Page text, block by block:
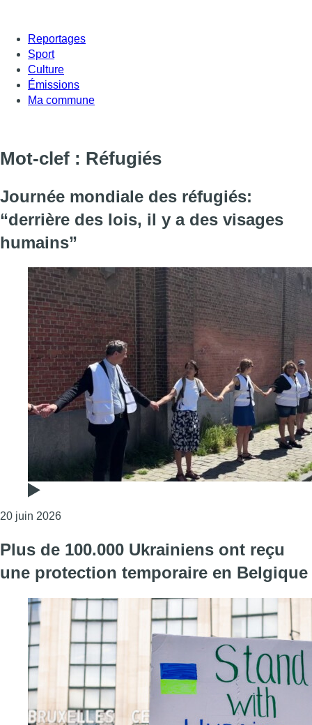
Reportages
Sport
Culture
Émissions
Ma commune
Mot-clef : Réfugiés
Journée mondiale des réfugiés:
“derrière des lois, il y a des visages
humains”
20 juin 2026Consulter l'article "Journée mondiale des
Plus de 100.000 Ukrainiens ont reçu
une protection temporaire en Belgique